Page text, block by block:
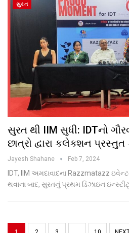
સુરત
સુરત થી IIM સુધી: IDTનો
છાત્રો દ્વારા કલેક્શન પ્રસ્તુત
Jayesh Shahane Feb 7, 2024
IDT, IIM અમદાવાદના Razzmatazz
થવાના બાદ, સુરતનું પ્રથમ ડિઝાઇન